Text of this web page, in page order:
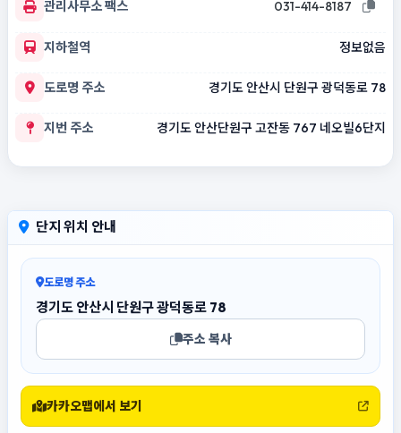
관리사무소 팩스 031-414-8187
지하철역 정보없음
도로명 주소 경기도 안산시 단원구 광덕동로 78
지번 주소 경기도 안산단원구 고잔동 767 네오빌6단지
단지 위치 안내
도로명 주소
경기도 안산시 단원구 광덕동로 78
주소 복사
카카오맵에서 보기